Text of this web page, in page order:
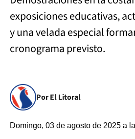
exposiciones educativas,
y una velada especial
cronograma previsto.
Por El Litoral
Domingo, 03 de agosto de 2025 a